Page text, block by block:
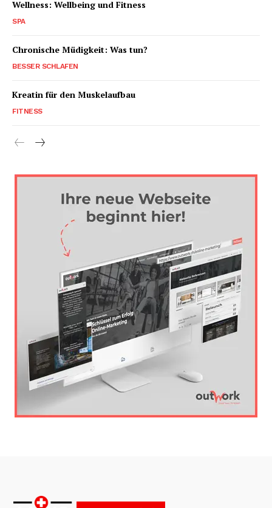
Wellness: Wellbeing und Fitness
SPA
Chronische Müdigkeit: Was tun?
BESSER SCHLAFEN
Kreatin für den Muskelaufbau
FITNESS